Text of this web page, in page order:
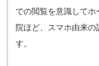
での閲覧を意識して
院ほど、スマホ由来の
す。